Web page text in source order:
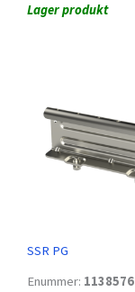
Lager produkt
SSR PG
Enummer: 1138576